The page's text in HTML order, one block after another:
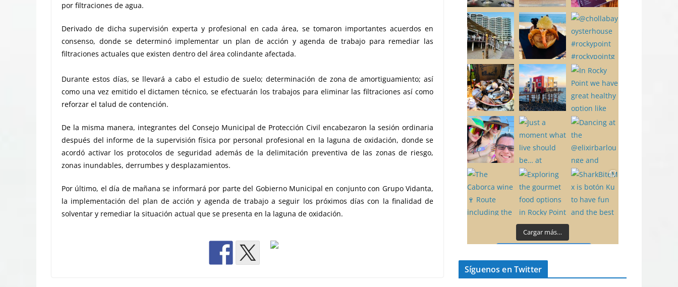
por filtraciones de agua.
Derivado de dicha supervisión experta y profesional en cada área, se tomaron importantes acuerdos en
consenso, donde se determinó implementar un plan de acción y agenda de trabajo para remediar las
filtraciones actuales que existen dentro del área colindante afectada.
Durante estos días, se llevará a cabo el estudio de suelo; determinación de zona de amortiguamiento; así
como una vez emitido el dictamen técnico, se efectuarán los trabajos para eliminar las filtraciones así como
reforzar el talud de contención.
De la misma manera, integrantes del Consejo Municipal de Protección Civil encabezaron la sesión ordinaria
después del informe de la supervisión física por personal profesional en la laguna de oxidación, donde se
acordó activar los protocolos de seguridad además de la delimitación preventiva de las zonas de riesgo,
zonas inundables, derrumbes y desplazamientos.
Por último, el día de mañana se informará por parte del Gobierno Municipal en conjunto con Grupo Vidanta,
la implementación del plan de acción y agenda de trabajo a seguir los próximos días con la finalidad de
solventar y remediar la situación actual que se presenta en la laguna de oxidación.
Cargar más…
Síguenos en Twitter